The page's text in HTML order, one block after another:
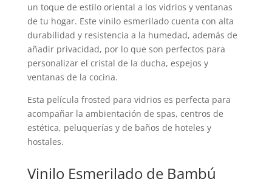
un toque de estilo oriental a los vidrios y ventanas
de tu hogar. Este vinilo esmerilado cuenta con alta
durabilidad y resistencia a la humedad, además de
añadir privacidad, por lo que son perfectos para
personalizar el cristal de la ducha, espejos y
ventanas de la cocina.
Esta película frosted para vidrios es perfecta para
acompañar la ambientación de spas, centros de
estética, peluquerías y de baños de hoteles y
hostales.
Vinilo Esmerilado de Bambú